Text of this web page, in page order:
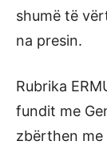
shumë të
na presin.
Rubrika
fundit me
zbërthen me